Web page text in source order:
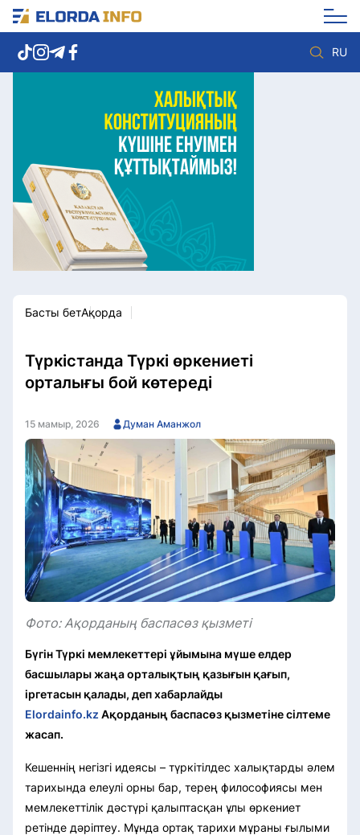
RU
Елорда жаңалықтары
Көзқарас
Саясат
Видео
Әлеумет
Экономика
Спорт
Мәдениет
Басты бетАқорда
Түркістанда Түркі өркениеті
орталығы бой көтереді
15 мамыр, 2026 Думан Аманжол
Фото: Ақорданың баспасөз қызметі
Бүгін Түркі мемлекеттері ұйымына мүше елдер
басшылары жаңа орталықтың қазығын қағып,
іргетасын қалады, деп хабарлайды
Elordainfo.kz Ақорданың баспасөз қызметіне сілтеме
жасап.
Кешеннің негізгі идеясы – түркітілдес халықтарды әлем
тарихында елеулі орны бар, терең философиясы мен
мемлекеттілік дәстүрі қалыптасқан ұлы өркениет
ретінде дәріптеу. Мұнда ортақ тарихи мұраны ғылыми